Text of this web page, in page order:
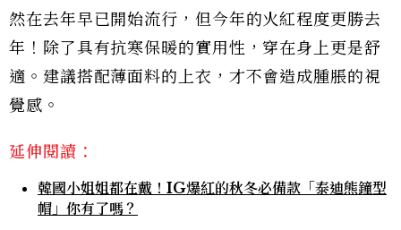
然在去年早已開始流行，但今年的火紅程度更勝去
年！除了具有抗寒保暖的實用性，穿在身上更是舒
適。建議搭配薄面料的上衣，才不會造成腫脹的視
覺感。
延伸閱讀：
韓國小姐姐都在戴！IG爆紅的秋冬必備款「泰迪熊鐘型
帽」你有了嗎？